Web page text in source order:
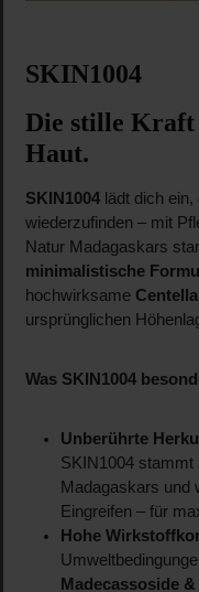
SKIN1004
Die stille
Haut.
SKIN1004lädt dich ein,
wiederzufinden – mit
Natur Madagaskars
minimalistische
hochwirksame
ursprünglichen
Was SKIN1004
Unberührte
SKIN1004 stammt
Madagaskars und
Eingreifen – für
Hohe
Madecassoside &